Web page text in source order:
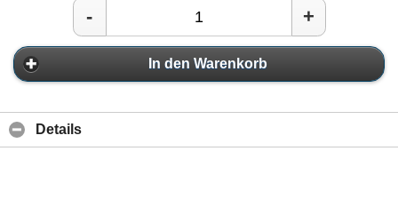
- +
In den Warenkorb
Details